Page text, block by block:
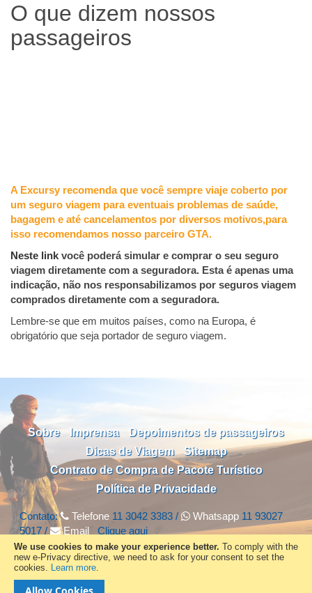
We use cookies to make your experience better. To comply with the
new e-Privacy directive, we need to ask for your consent to set the
cookies. Learn more.
O que dizem nossos
passageiros
A Excursy recomenda que você sempre viaje coberto por
um seguro viagem para eventuais problemas de saúde,
bagagem e até cancelamentos por diversos motivos,para
isso recomendamos nosso parceiro GTA.
Neste link você poderá simular e comprar o seu seguro
viagem diretamente com a seguradora. Esta é apenas uma
indicação, não nos responsabilizamos por seguros viagem
comprados diretamente com a seguradora.
Lembre-se que em muitos países, como na Europa, é
obrigatório que seja portador de seguro viagem.
Sobre Imprensa
Depoimentos de passageiros
Dicas de Viagem
Sitemap
Contrato de Compra de Pacote Turístico
Política de Privacidade
Contato: Telefone 11 3042 3383 / Whatsapp 11 93027
5017 /
Email Clique aqui